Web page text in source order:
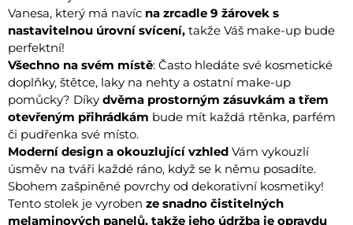
Vanesa, který má navíc na zrcadle 9 žárovek s
nastavitelnou úrovní svícení, takže Váš make-up bude
perfektní!
Všechno na svém místě: Často hledáte své kosmetické
doplňky, štětce, laky na nehty a ostatní make-up
pomůcky? Díky dvěma prostorným zásuvkám a třem
otevřeným přihrádkám bude mít každá rtěnka, parfém
či pudřenka své místo.
Moderní design a okouzlující vzhled Vám vykouzlí
úsměv na tváři každé ráno, když se k němu posadíte.
Sbohem zašpiněné povrchy od dekorativní kosmetiky!
Tento stolek je vyroben ze snadno čistitelných
melaminových panelů, takže jeho údržba je opravdu